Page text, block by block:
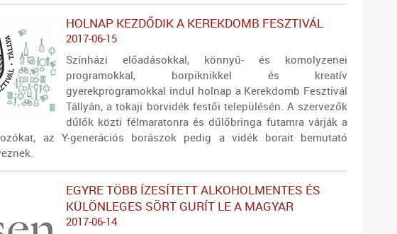
HOLNAP KEZDŐDIK A KEREKDOMB FESZTIVÁL
2017-06-15
Színházi előadásokkal, könnyű- és komolyzenei
programokkal, borpiknikkel és kreatív
gyerekprogramokkal indul holnap a Kerekdomb Fesztivál
Tállyán, a tokaji borvidék festői településén. A szervezők
dűlők közti félmaratonra és dűlőbringa futamra várják a
az Y-generációs borászok pedig a vidék borait bemutató
EGYRE TÖBB ÍZESÍTETT ALKOHOLMENTES ÉS
KÜLÖNLEGES SÖRT GURÍT LE A MAGYAR
2017-06-14